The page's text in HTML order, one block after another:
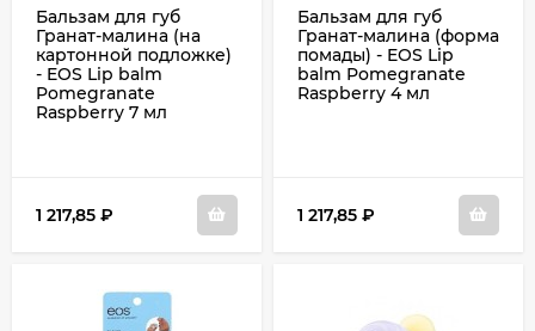
Бальзам для губ
Гранат-малина (на
картонной подложке)
- EOS Lip balm
Pomegranate
Raspberry 7 мл
1 217,85 ₽
Бальзам для губ
Гранат-малина (форма
помады) - EOS Lip
balm Pomegranate
Raspberry 4 мл
1 217,85 ₽